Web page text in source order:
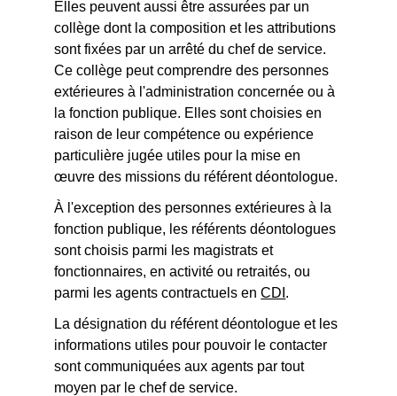
Elles peuvent aussi être assurées par un
collège dont la composition et les attributions
sont fixées par un arrêté du chef de service.
Ce collège peut comprendre des personnes
extérieures à l'administration concernée ou à
la fonction publique. Elles sont choisies en
raison de leur compétence ou expérience
particulière jugée utiles pour la mise en
œuvre des missions du référent déontologue.
À l'exception des personnes extérieures à la
fonction publique, les référents déontologues
sont choisis parmi les magistrats et
fonctionnaires, en activité ou retraités, ou
parmi les agents contractuels enCDI .
La désignation du référent déontologue et les
informations utiles pour pouvoir le contacter
sont communiquées aux agents par tout
moyen par le chef de service.